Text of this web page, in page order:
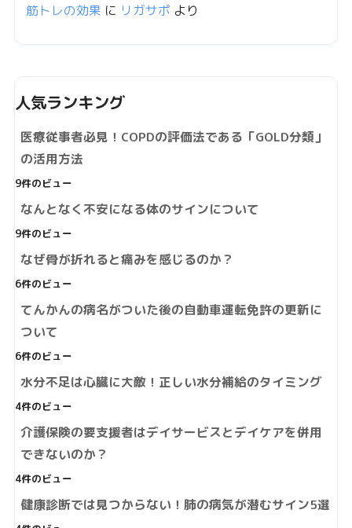
筋トレの効果 に リガサポ より
人気ランキング
医療従事者必見！COPDの評価法である「GOLD分類」
の活用方法
9件のビュー
なんとなく不安になる体のサインについて
9件のビュー
なぜ骨が折れると痛みを感じるのか？
6件のビュー
てんかんの病名がついた後の自動車運転免許の更新に
ついて
6件のビュー
水分不足は心臓に大敵！正しい水分補給のタイミング
4件のビュー
介護保険の要支援者はデイサービスとデイケアを併用
できないのか？
4件のビュー
健康診断では見つからない！肺の病気が潜むサイン5選